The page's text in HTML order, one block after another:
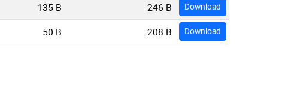
135 B 246 B Download
50 B 208 B Download